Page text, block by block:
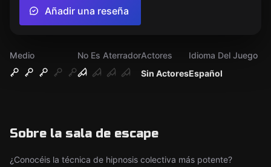
Medio
No Es Aterrador
Sin Actores
Actores
Español
Idioma Del Juego
Sobre la sala de escape
¿Conocéis la técnica de hipnosis colectiva más potente?
Añadir una reseña